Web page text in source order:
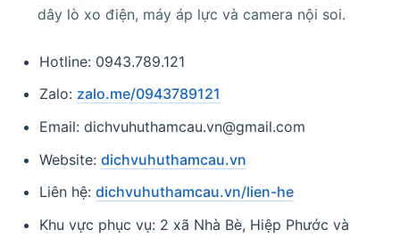
dây lò xo điện, máy áp lực và camera nội soi.
Hotline: 0943.789.121
Zalo: zalo.me/0943789121
Email: dichvuhuthamcau.vn@gmail.com
Website: dichvuhuthamcau.vn
Liên hệ: dichvuhuthamcau.vn/lien-he
Khu vực phục vụ: 2 xã Nhà Bè, Hiệp Phước và